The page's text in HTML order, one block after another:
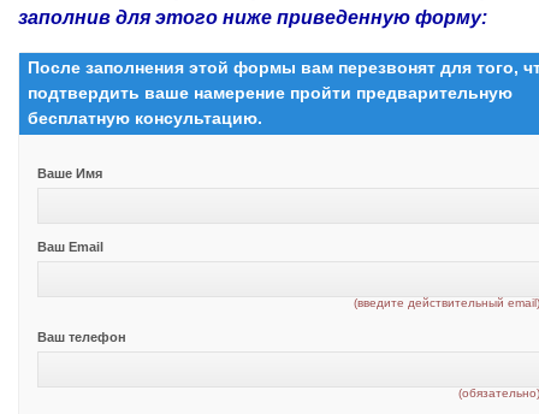
заполнив для этого ниже приведенную форму:
После заполнения этой формы вам перезвонят для того,
подтвердить ваше намерение пройти предварительную
бесплатную консультацию.
Ваше Имя
Ваш Email
(введите действительный
Ваш телефон